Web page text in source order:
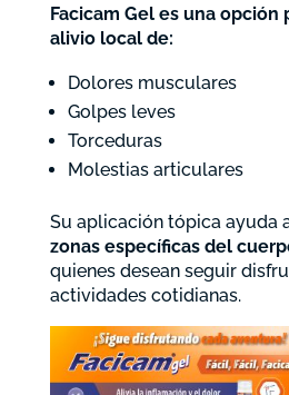
Facicam Gel es una opción
alivio local de:
Dolores musculares
Golpes leves
Torceduras
Molestias articulares
Su aplicación tópica ayuda
zonas específicas del
quienes desean seguir
actividades cotidianas.